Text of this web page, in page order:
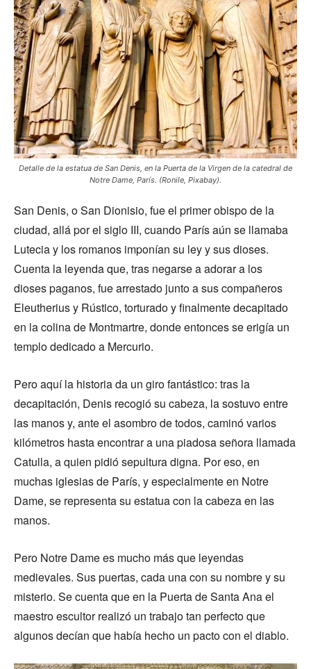
Detalle de la estatua de San Denis, en la Puerta de la Virgen de la catedral de
Notre Dame, París. (Ronile, Pixabay).
San Denis, o San Dionisio, fue el primer obispo de la
ciudad, allá por el siglo III, cuando París aún se llamaba
Lutecia y los romanos imponían su ley y sus dioses.
Cuenta la leyenda que, tras negarse a adorar a los
dioses paganos, fue arrestado junto a sus compañeros
Eleutherius y Rústico, torturado y finalmente decapitado
en la colina de Montmartre, donde entonces se erigía un
templo dedicado a Mercurio.
Pero aquí la historia da un giro fantástico: tras la
decapitación, Denis recogió su cabeza, la sostuvo entre
las manos y, ante el asombro de todos, caminó varios
kilómetros hasta encontrar a una piadosa señora llamada
Catulla, a quien pidió sepultura digna. Por eso, en
muchas iglesias de París, y especialmente en Notre
Dame, se representa su estatua con la cabeza en las
manos.
Pero Notre Dame es mucho más que leyendas
medievales. Sus puertas, cada una con su nombre y su
misterio. Se cuenta que en la Puerta de Santa Ana el
maestro escultor realizó un trabajo tan perfecto que
algunos decían que había hecho un pacto con el diablo.